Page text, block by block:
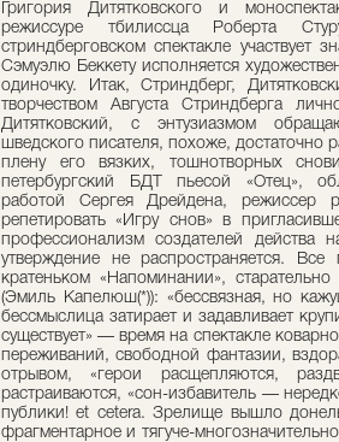
Григория Дитятковского и
режиссуре тбилиссца Роберта
стриндберговском спектакле участвует
Сэмуэлю Беккету исполняется
одиночку. Итак, Стриндберг,
творчеством Августа Стриндберга
Дитятковский, с энтузиазмом
шведского писателя, похоже, достаточно
плену его вязких, тошнотворных
петербургский БДТ пьесой «Отец»,
работой Сергея Дрейдена, режиссер
репетировать «Игру снов» в
профессионализм создателей
утверждение не распространяется.
кратеньком «Напоминании»,
(Эмиль Капелюш(*)): «бессвязная, но
бессмыслица затирает и задавливает
существует» — время на спектакле
переживаний, свободной фантазии,
отрывом, «герои расщепляются,
растраиваются, «сон-избавитель —
публики! et cetera. Зрелище вышло
фрагментарное и тягуче-